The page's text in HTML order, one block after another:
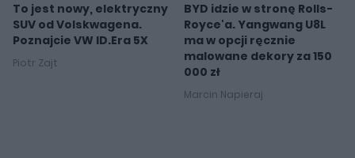
To jest nowy, elektryczny
SUV od Volskwagena.
Poznajcie VW ID.Era 5X
Piotr Zajt
BYD idzie w stronę Rolls-
Royce'a. Yangwang U8L
ma w opcji ręcznie
malowane dekory za 150
000 zł
Marcin Napieraj